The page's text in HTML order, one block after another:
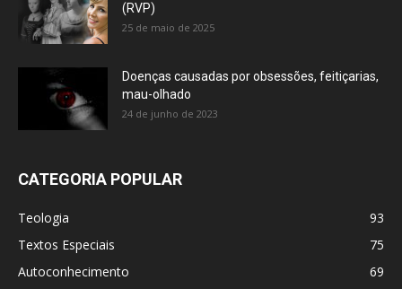
(RVP)
25 de maio de 2025
Doenças causadas por obsessões, feitiçarias,
mau-olhado
24 de junho de 2023
CATEGORIA POPULAR
Teologia
93
Textos Especiais
75
Autoconhecimento
69